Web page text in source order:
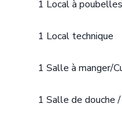
1 Local à poubelles
1 Local technique
1 Salle à manger/
1 Salle de